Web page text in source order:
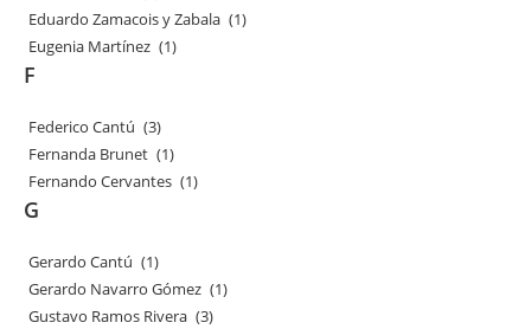
Eduardo Zamacois y Zabala (1)
Eugenia Martínez (1)
F
Federico Cantú (3)
Fernanda Brunet (1)
Fernando Cervantes (1)
G
Gerardo Cantú (1)
Gerardo Navarro Gómez (1)
Gustavo Ramos Rivera (3)